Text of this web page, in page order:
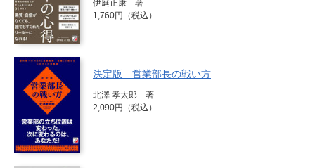
伊庭正康 著
1,760円（税込）
決定版 営業部長の戦い方
北澤 孝太郎 著
2,090円（税込）